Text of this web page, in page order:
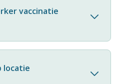
vaccinatie
locatie